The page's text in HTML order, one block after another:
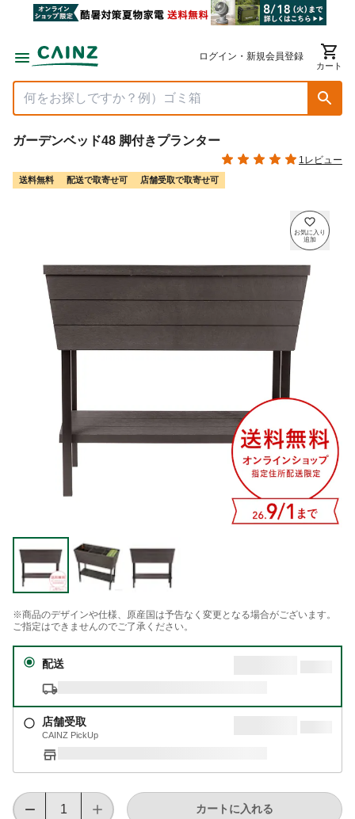
ログイン・新規会員登録
カート
ガーデンベッド48 脚付きプランター
1レビュー
送料無料 配送で取寄せ可 店舗受取で取寄せ可
※商品のデザインや仕様、原産国は予告なく変更となる場合がございます。
ご指定はできませんのでご了承ください。
配送
店舗受取
CAINZ PickUp
カートに入れる